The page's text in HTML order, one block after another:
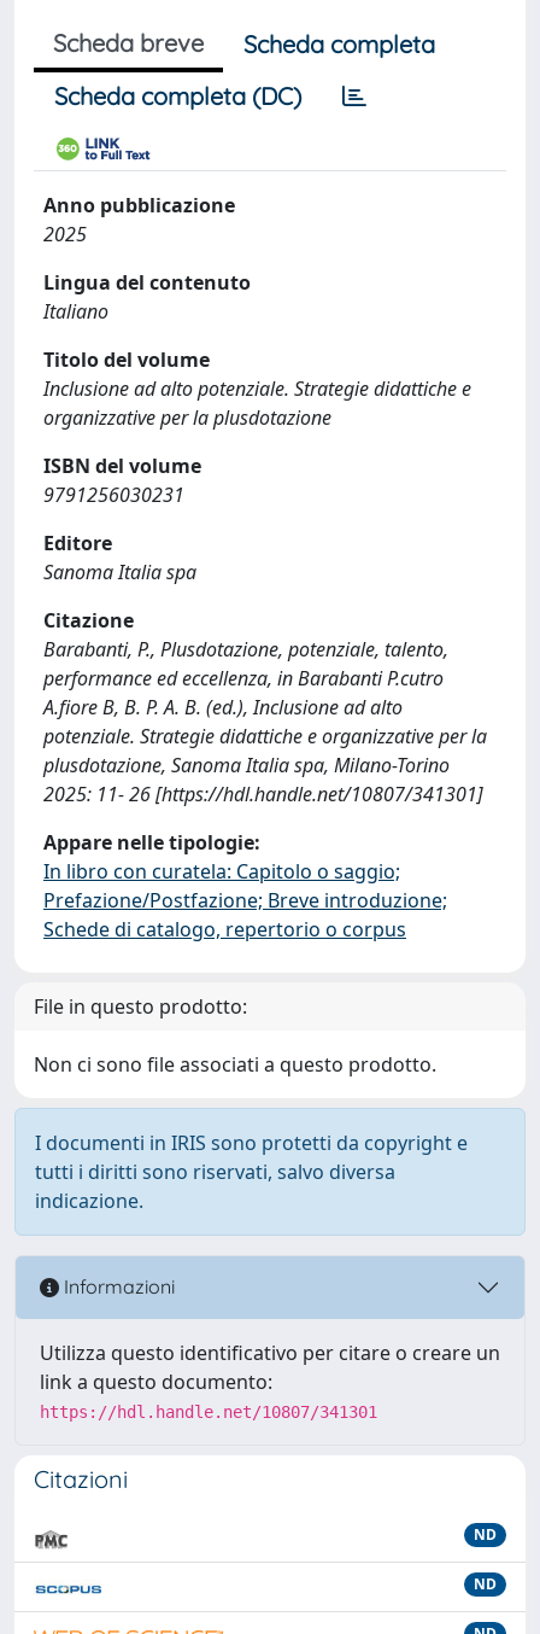
Scheda breve
Scheda completa
Scheda completa (DC)
Anno pubblicazione
2025
Lingua del contenuto
Italiano
Titolo del volume
Inclusione ad alto potenziale. Strategie didattiche e
organizzative per la plusdotazione
ISBN del volume
9791256030231
Editore
Sanoma Italia spa
Citazione
Barabanti, P., Plusdotazione, potenziale, talento,
performance ed eccellenza, in Barabanti P.cutro
A.fiore B, B. P. A. B. (ed.), Inclusione ad alto
potenziale. Strategie didattiche e organizzative per la
plusdotazione, Sanoma Italia spa, Milano-Torino
2025: 11- 26 [https://hdl.handle.net/10807/341301]
Appare nelle tipologie:
In libro con curatela: Capitolo o saggio;
Prefazione/Postfazione; Breve introduzione;
Schede di catalogo, repertorio o corpus
File in questo prodotto:
Non ci sono file associati a questo prodotto.
I documenti in IRIS sono protetti da copyright e
tutti i diritti sono riservati, salvo diversa
indicazione.
Informazioni
Utilizza questo identificativo per citare o creare un
link a questo documento:
https://hdl.handle.net/10807/341301
Citazioni
ND
ND